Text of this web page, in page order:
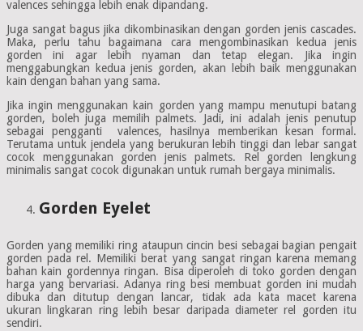
valences sehingga lebih enak dipandang.
Juga sangat bagus jika dikombinasikan dengan gorden jenis cascades.
Maka, perlu tahu bagaimana cara mengombinasikan kedua jenis
gorden ini agar lebih nyaman dan tetap elegan. Jika ingin
menggabungkan kedua jenis gorden, akan lebih baik menggunakan
kain dengan bahan yang sama.
Jika ingin menggunakan kain gorden yang mampu menutupi batang
gorden, boleh juga memilih palmets. Jadi, ini adalah jenis penutup
sebagai pengganti valences, hasilnya memberikan kesan formal.
Terutama untuk jendela yang berukuran lebih tinggi dan lebar sangat
cocok menggunakan gorden jenis palmets. Rel gorden lengkung
minimalis sangat cocok digunakan untuk rumah bergaya minimalis.
Gorden Eyelet
Gorden yang memiliki ring ataupun cincin besi sebagai bagian pengait
gorden pada rel. Memiliki berat yang sangat ringan karena memang
bahan kain gordennya ringan. Bisa diperoleh di toko gorden dengan
harga yang bervariasi. Adanya ring besi membuat gorden ini mudah
dibuka dan ditutup dengan lancar, tidak ada kata macet karena
ukuran lingkaran ring lebih besar daripada diameter rel gorden itu
sendiri.